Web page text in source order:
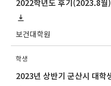
보건대학원
학생